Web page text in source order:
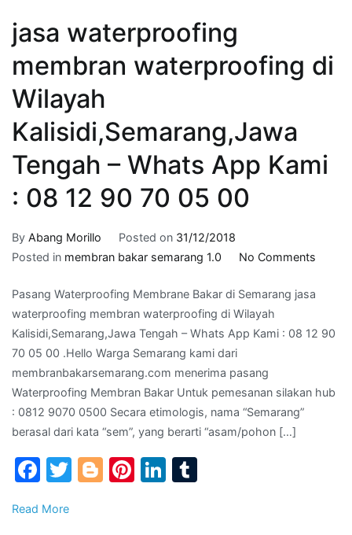
jasa waterproofing
membran waterproofing di
Wilayah
Kalisidi,Semarang,Jawa
Tengah – Whats App Kami
: 08 12 90 70 05 00
By Abang Morillo Posted on 31/12/2018
Posted in membran bakar semarang 1.0 No Commentson
Pasang Waterproofing Membrane Bakar di Semarang jasa
waterproofing membran waterproofing di Wilayah
Kalisidi,Semarang,Jawa Tengah – Whats App Kami : 08 12 90
70 05 00 .Hello Warga Semarang kami dari
membranbakarsemarang.com menerima pasang
Waterproofing Membran Bakar Untuk pemesanan silakan hub
: 0812 9070 0500 Secara etimologis, nama “Semarang”
berasal dari kata “sem”, yang berarti “asam/pohon […]
Facebook
Twitter
Blogger
Pinterest
LinkedIn
Read More